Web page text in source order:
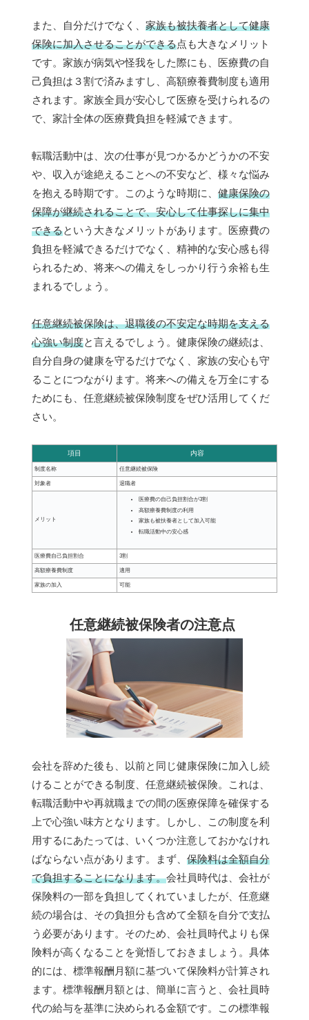
また、自分だけでなく、 家族も被扶養者として健康
保険に加入させることができる点も大きなメリット
です。家族が病気や怪我をした際にも、医療費の自
己負担は３割で済みますし、高額療養費制度も適用
されます。家族全員が安心して医療を受けられるの
で、家計全体の医療費負担を軽減できます。
転職活動中は、次の仕事が見つかるかどうかの不安
や、収入が途絶えることへの不安など、様々な悩み
を抱える時期です。このような時期に、 健康保険の
保障が継続されることで、安心して仕事探しに集中
できるという大きなメリットがあります。医療費の
負担を軽減できるだけでなく、精神的な安心感も得
られるため、将来への備えをしっかり行う余裕も生
まれるでしょう。
任意継続被保険は、退職後の不安定な時期を支える
心強い制度と言えるでしょう。健康保険の継続は、
自分自身の健康を守るだけでなく、家族の安心も守
ることにつながります。将来への備えを万全にする
ためにも、任意継続被保険制度をぜひ活用してくだ
さい。
項目 内容
制度名称 任意継続被保険
対象者 退職者
メリット
医療費の自己負担割合が3割
高額療養費制度の利用
家族も被扶養者として加入可能
転職活動中の安心感
医療費自己負担割合 3割
高額療養費制度 適用
家族の加入 可能
任意継続被保険者の注意点
会社を辞めた後も、以前と同じ健康保険に加入し続
けることができる制度、任意継続被保険。これは、
転職活動中や再就職までの間の医療保障を確保する
上で心強い味方となります。しかし、この制度を利
用するにあたっては、いくつか注意しておかなけれ
ばならない点があります。まず、 保険料は全額自分
で負担することになります。会社員時代は、会社が
保険料の一部を負担してくれていましたが、任意継
続の場合は、その負担分も含めて全額を自分で支払
う必要があります。そのため、会社員時代よりも保
険料が高くなることを覚悟しておきましょう。具体
的には、標準報酬月額に基づいて保険料が計算され
ます。標準報酬月額とは、簡単に言うと、会社員時
代の給与を基準に決められる金額です。この標準報